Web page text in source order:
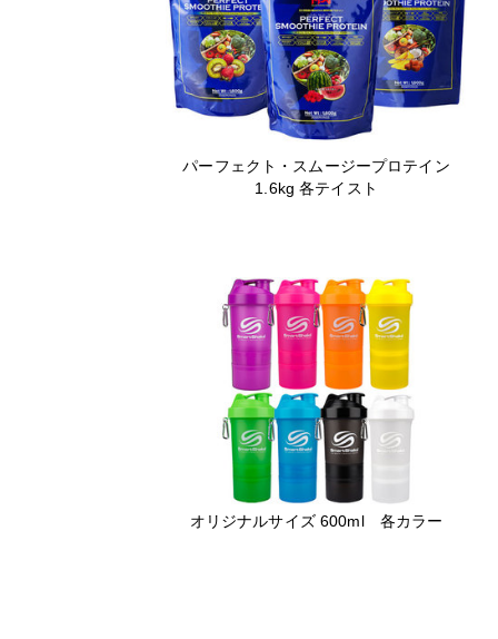
パーフェクト・スムージープロテイン
1.6kg 各テイスト
オリジナルサイズ 600ml 各カラー